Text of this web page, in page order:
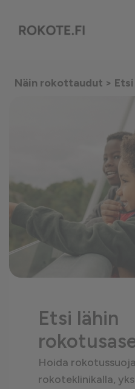
Näin rokottaudut >
Etsi lähin
Hoida
rokoteklinikalla,